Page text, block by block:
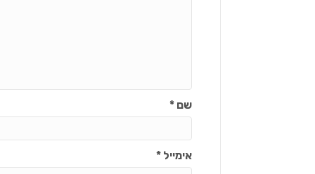
שם*
אימייל*